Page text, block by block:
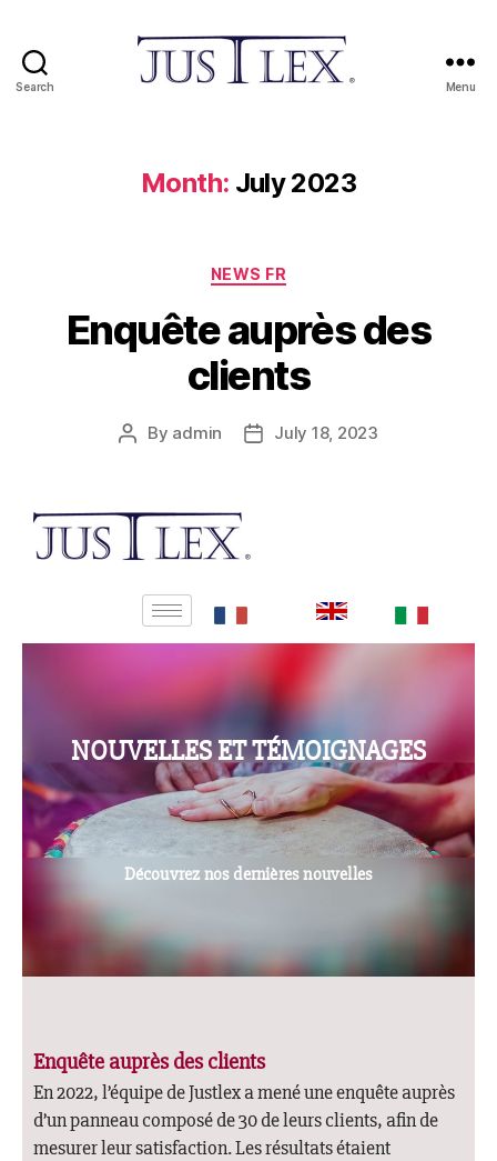
Search Menu
Month: July 2023
NEWS FR
Enquête auprès des
clients
By admin July 18, 2023
NOUVELLES ET TÉMOIGNAGES
Découvrez nos dernières nouvelles
Enquête auprès des clients
En 2022, l’équipe de Justlex a mené une enquête auprès
d’un panneau composé de 30 de leurs clients, afin de
mesurer leur satisfaction. Les résultats étaient